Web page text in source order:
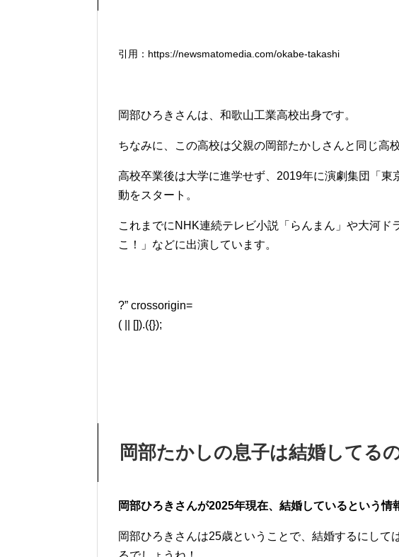
引用：https://newsmatomedia.com/okabe-takashi
岡部ひろきさんは、和歌山工業高校出身です。
ちなみに、この高校は父親の岡部たかしさんと同じ高
高校卒業後は大学に進学せず、2019年に演劇集団「
動をスタート。
これまでにNHK連続テレビ小説「らんまん」や大河ド
こ！」などに出演しています。
?” crossorigin=
( || []).({});
岡部たかしの息子は結婚してる
岡部ひろきさんが2025年現在、結婚しているという情
岡部ひろきさんは25歳ということで、結婚するにして